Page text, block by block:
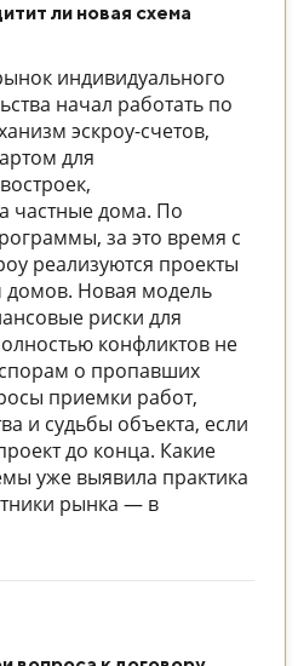
ли новая схема
индивидуального
начал работать по
эскроу-счетов,
для
частные дома. По
за это время с
реализуются проекты
домов. Новая модель
риски для
конфликтов не
о пропавших
приемки работ,
и судьбы объекта, если
до конца. Какие
уже выявила практика
рынка — в